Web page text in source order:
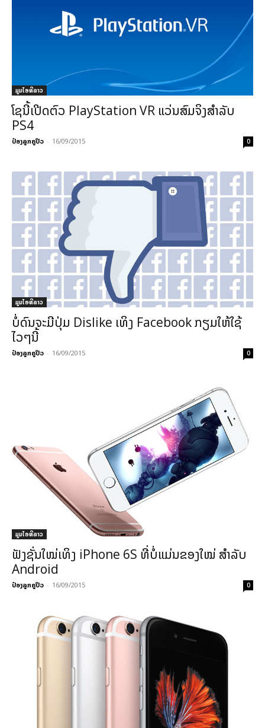
ມູມໄອທີລາວ
ໂຊນີ້ເປີດຕົວ PlayStation VR ແວ່ນສົມຈິງສຳລັບ
PS4
ປ໋ອງລູກຄູປິວ - 16/09/2015 0
ມູມໄອທີລາວ
ບໍ່ດົນຈະມີປຸ່ມ Dislike ເທິງ Facebook ກຽມໃຫ້ໃຊ້
ໄວໆນີ້
ປ໋ອງລູກຄູປິວ - 16/09/2015 0
ມູມໄອທີລາວ
ຟັງຊັ່ນໃໝ່ເທິງ iPhone 6S ທີ່ບໍ່ແມ່ນຂອງໃໝ່ ສຳລັບ
Android
ປ໋ອງລູກຄູປິວ - 16/09/2015 0